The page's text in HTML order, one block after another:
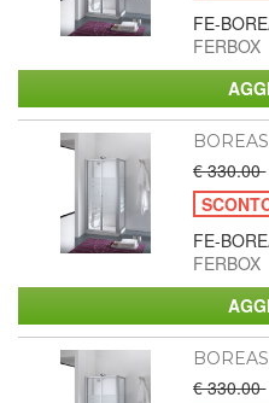
FE-
FERBOX
€ 330.00
FE-
FERBOX
€ 330.00